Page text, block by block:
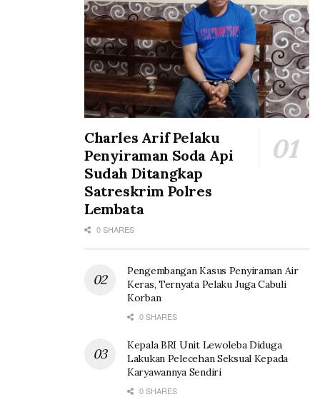
Charles Arif Pelaku
Penyiraman Soda Api
Sudah Ditangkap
Satreskrim Polres
Lembata
0 SHARES
Pengembangan Kasus Penyiraman Air
Keras, Ternyata Pelaku Juga Cabuli
Korban
0 SHARES
Kepala BRI Unit Lewoleba Diduga
Lakukan Pelecehan Seksual Kepada
Karyawannya Sendiri
0 SHARES